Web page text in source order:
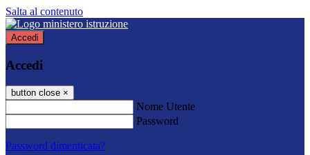
Salta al contenuto
Accedi
Accedi
button close ×
Nome Utente
Password
Password dimenticata?